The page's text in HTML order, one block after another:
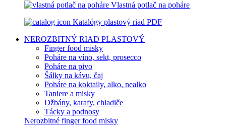
Vlastná potlač na poháre
Katalógy plastový riad PDF
NEROZBITNÝ RIAD PLASTOVÝ
Finger food misky
Poháre na víno, sekt, prosecco
Poháre na pivo
Šálky na kávu, čaj
Poháre na koktaily, alko, nealko
Taniere a misky
Džbány, karafy, chladiče
Tácky a podnosy
Nerozbitné finger food misky